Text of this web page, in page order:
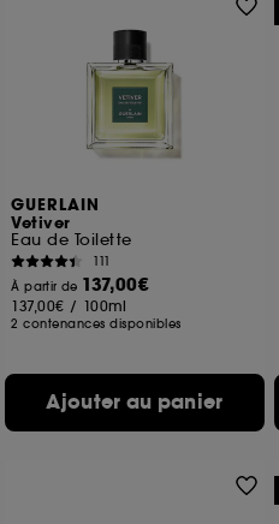
GUERLAIN
Vetiver
Eau de Toilette
111
À partir de 137,00€
137,00€ / 100ml
2 contenances disponibles
Ajouter au panier